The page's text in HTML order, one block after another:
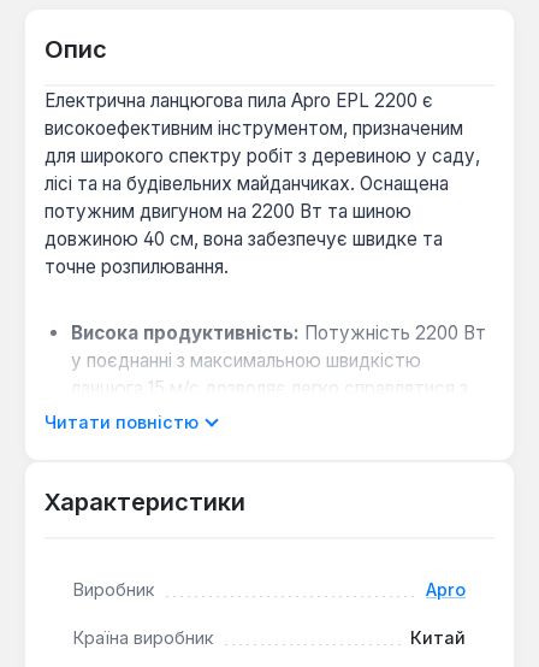
Опис
Електрична ланцюгова пила Apro EPL 2200 є
високоефективним інструментом, призначеним
для широкого спектру робіт з деревиною у саду,
лісі та на будівельних майданчиках. Оснащена
потужним двигуном на 2200 Вт та шиною
довжиною 40 см, вона забезпечує швидке та
точне розпилювання.
Висока продуктивність: Потужність 2200 Вт
у поєднанні з максимальною швидкістю
ланцюга 15 м/с дозволяє легко справлятися з
розпилюванням колод, обрізкою гілок та іншими
Безпека експлуатації:
ланцюга у разі небезпеки. Це значно підвищує
Комфорт та ергономіка:Зручна рукоятка та
Читати повністю
Характеристики
Виробник Apro
Країна виробник Китай